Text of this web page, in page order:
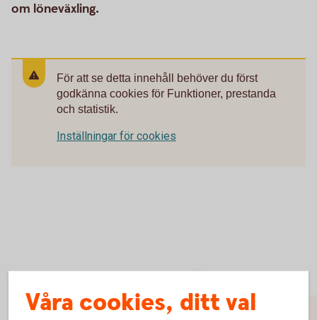
om löneväxling.
För att se detta innehåll behöver du först
godkänna cookies för Funktioner, prestanda
och statistik.
Inställningar för cookies
Våra cookies, ditt val